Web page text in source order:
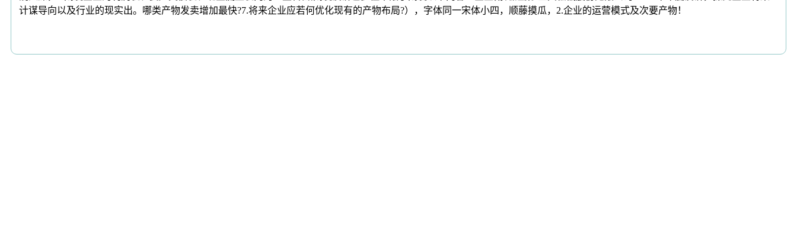
计谋导向以及行业的现实出。哪类产物发卖增加最快?7.将来企业应若何优化现有的产物布局?），字体同一宋体小四，顺藤摸瓜，2.企业的运营模式及次要产物！